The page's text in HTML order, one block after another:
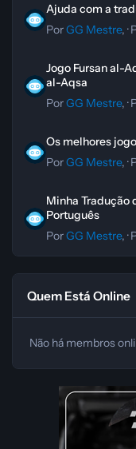
Ajuda com a
PorGG Mestre, ·
Jogo Fursan al-
al-Aqsa
PorGG Mestre, ·
Os melhores
PorGG Mestre, ·
Minha Tradução
Português
PorGG Mestre, ·
Quem Está Online
Não há membros